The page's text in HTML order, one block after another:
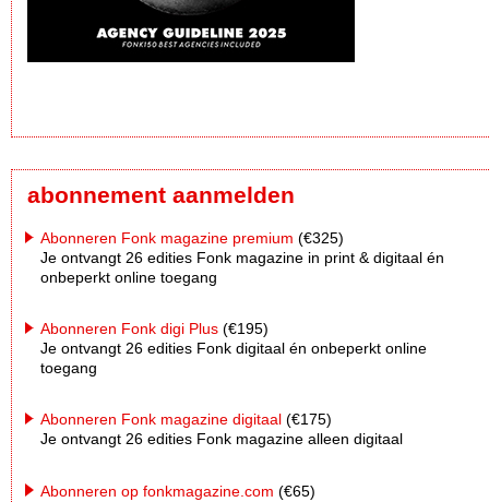
abonnement aanmelden
Abonneren Fonk magazine premium (€325)
Je ontvangt 26 edities Fonk magazine in print & digitaal én
onbeperkt online toegang
Abonneren Fonk digi Plus (€195)
Je ontvangt 26 edities Fonk digitaal én onbeperkt online
toegang
Abonneren Fonk magazine digitaal (€175)
Je ontvangt 26 edities Fonk magazine alleen digitaal
Abonneren op fonkmagazine.com (€65)